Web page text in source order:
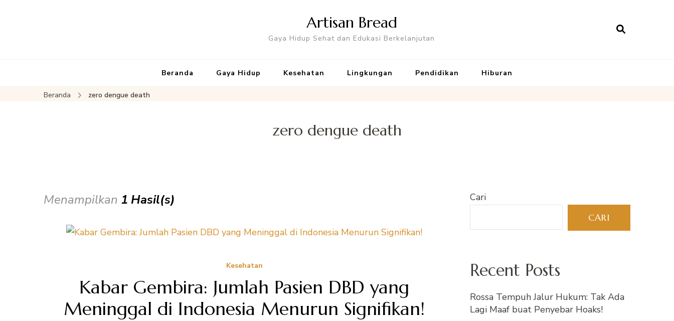
Artisan Bread
Gaya Hidup Sehat dan Edukasi Berkelanjutan
Beranda Gaya Hidup Kesehatan Lingkungan Pendidikan Hiburan
Beranda zero dengue death
zero dengue death
Menampilkan 1 Hasil(s)
Kesehatan
Kabar Gembira: Jumlah Pasien DBD yang
Meninggal di Indonesia Menurun Signifikan!
Cari
CARI
Recent Posts
Rossa Tempuh Jalur Hukum: Tak Ada
Lagi Maaf buat Penyebar Hoaks!